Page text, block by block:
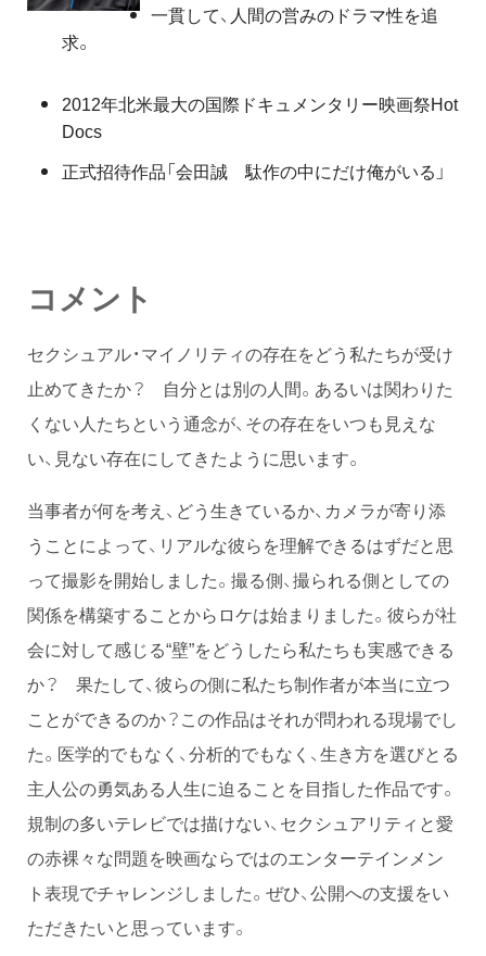
一貫して、人間の営みのドラマ性を追
求。
2012年北米最大の国際ドキュメンタリー映画祭Hot
Docs
正式招待作品「会田誠 駄作の中にだけ俺がいる」
コメント
セクシュアル・マイノリティの存在をどう私たちが受け
止めてきたか？ 自分とは別の人間。あるいは関わりた
くない人たちという通念が、その存在をいつも見えな
い、見ない存在にしてきたように思います。
当事者が何を考え、どう生きているか、カメラが寄り添
うことによって、リアルな彼らを理解できるはずだと思
って撮影を開始しました。撮る側、撮られる側としての
関係を構築することからロケは始まりました。彼らが社
会に対して感じる“壁”をどうしたら私たちも実感できる
か？ 果たして、彼らの側に私たち制作者が本当に立つ
ことができるのか？この作品はそれが問われる現場でし
た。医学的でもなく、分析的でもなく、生き方を選びとる
主人公の勇気ある人生に迫ることを目指した作品です。
規制の多いテレビでは描けない、セクシュアリティと愛
の赤裸々な問題を映画ならではのエンターテインメン
ト表現でチャレンジしました。ぜひ、公開への支援をい
ただきたいと思っています。